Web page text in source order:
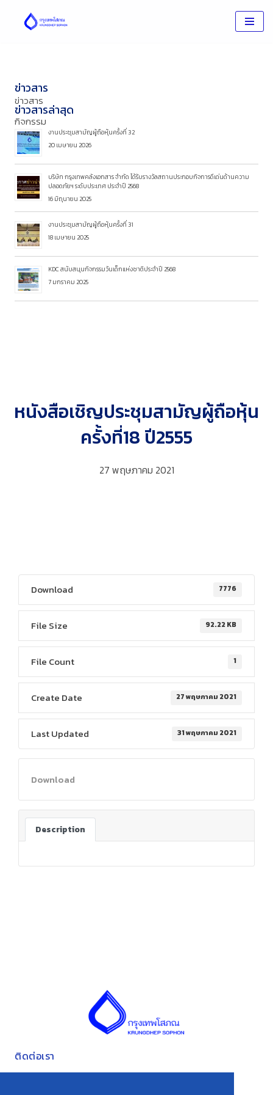
Skip
ข่าวสาร
ข่าวสาร
กิจกรรม
ข่าวสารล่าสุด
งานประชุมสามัญผู้ถือหุ้นครั้งที่ 32
20 เมษายน 2026
บริษัท กรุงเทพคลังเอกสาร จำกัด ได้รับรางวัลสถานประกอบกิจการดีเด่นด้านความ
ปลอดภัยฯ ระดับประเทศ ประจำปี 2568
16 มิถุนายน 2025
งานประชุมสามัญผู้ถือหุ้นครั้งที่ 31
18 เมษายน 2025
KDC สนับสนุนกิจกรรมวันเด็กแห่งชาติประจำปี 2568
7 มกราคม 2025
หนังสือเชิญประชุมสามัญผู้ถือหุ้น
ครั้งที่18 ปี2555
27 พฤษภาคม 2021
Download 7776
File Size 92.22 KB
File Count 1
Create Date 27 พฤษภาคม 2021
Last Updated 31 พฤษภาคม 2021
Download
Description
ติดต่อเรา